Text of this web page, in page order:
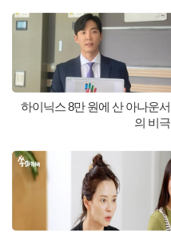
하이닉스 8만 원에 산 아나운서
의 비극